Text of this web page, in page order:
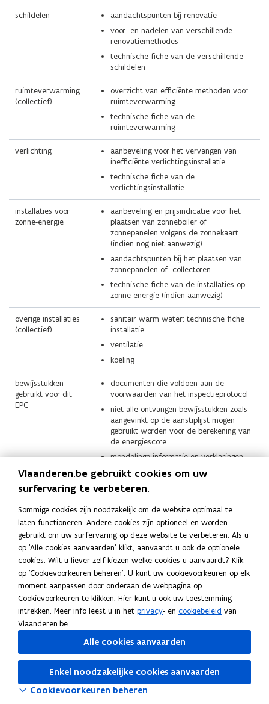
schildelen
aandachtspunten bij renovatie
voor- en nadelen van verschillende
renovatiemethodes
technische fiche van de verschillende
schildelen
ruimteverwarming
(collectief)
overzicht van efficiënte methoden voor
ruimteverwarming
technische fiche van de
ruimteverwarming
verlichting
aanbeveling voor het vervangen van
inefficiënte verlichtingsinstallatie
technische fiche van de
verlichtingsinstallatie
installaties voor
zonne-energie
aanbeveling en prijsindicatie voor het
plaatsen van zonneboiler of
zonnepanelen volgens de zonnekaart
(indien nog niet aanwezig)
aandachtspunten bij het plaatsen van
zonnepanelen of -collectoren
technische fiche van de installaties op
zonne-energie (indien aanwezig)
overige installaties
(collectief)
sanitair warm water: technische fiche
installatie
ventilatie
koeling
bewijsstukken
gebruikt voor dit
EPC
documenten die voldoen aan de
voorwaarden van het inspectieprotocol
niet alle ontvangen bewijsstukken zoals
aangevinkt op de aanstiplijst mogen
gebruikt worden voor de berekening van
de energiescore
mondelinge informatie en verklaringen
van architect, aannemer, eigenaar, …
worden niet aanvaard
Deel deze pagina
L
i
n
k
e
i
o
e
K
o
p
i
e
r
i
n
k
Contact
Hebt u nog een vraag over wat er op het EPC staat? Stel
contactformulier van het Vlaams Energie- en
Klimaatagentschap.
Vlaanderen.be gebruikt cookies om uw
surfervaring te verbeteren.
Sommige cookies zijn noodzakelijk om de website optimaal te
laten functioneren. Andere cookies zijn optioneel en worden
gebruikt om uw surfervaring op deze website te verbeteren. Als u
op 'Alle cookies aanvaarden' klikt, aanvaardt u ook de optionele
cookies. Wilt u liever zelf kiezen welke cookies u aanvaardt? Klik
op 'Cookievoorkeuren beheren'. U kunt uw cookievoorkeuren op elk
moment aanpassen door onderaan de webpagina op
Cookievoorkeuren te klikken. Hier kunt u ook uw toestemming
intrekken. Meer info leest u in het privacy- en cookiebeleid van
Vlaanderen.be.
Alle cookies aanvaarden
Enkel noodzakelijke cookies aanvaarden
Cookievoorkeuren beheren